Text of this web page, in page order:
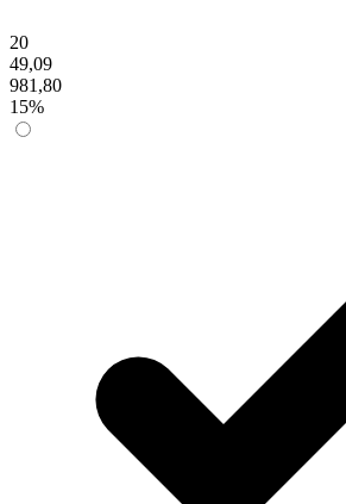
20
49,09
981,80
15%